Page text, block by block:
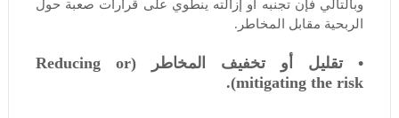
وبالتالي فإن تجنبه أو إزالته ينطوي على قرارات صعبة حول
الربحية مقابل المخاطر.
• تقليل أو تخفيف المخاطر (Reducing or
mitigating the risk).